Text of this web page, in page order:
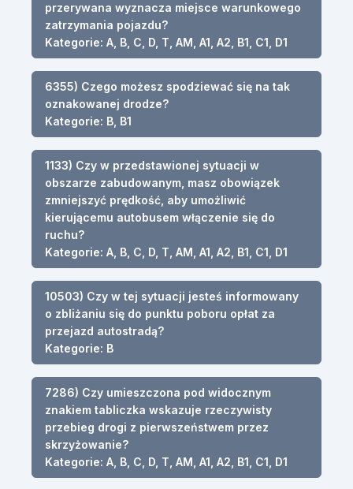
przerywana wyznacza miejsce warunkowego
zatrzymania pojazdu?
Kategorie: A, B, C, D, T, AM, A1, A2, B1, C1, D1
6355) Czego możesz spodziewać się na tak
oznakowanej drodze?
Kategorie: B, B1
1133) Czy w przedstawionej sytuacji w
obszarze zabudowanym, masz obowiązek
zmniejszyć prędkość, aby umożliwić
kierującemu autobusem włączenie się do
ruchu?
Kategorie: A, B, C, D, T, AM, A1, A2, B1, C1, D1
10503) Czy w tej sytuacji jesteś informowany
o zbliżaniu się do punktu poboru opłat za
przejazd autostradą?
Kategorie: B
7286) Czy umieszczona pod widocznym
znakiem tabliczka wskazuje rzeczywisty
przebieg drogi z pierwszeństwem przez
skrzyżowanie?
Kategorie: A, B, C, D, T, AM, A1, A2, B1, C1, D1